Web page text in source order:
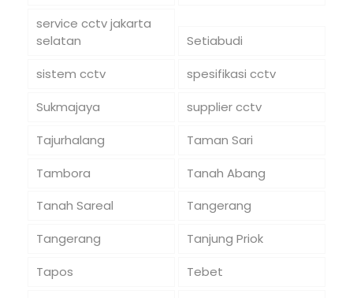
service cctv jakarta
selatan
Setiabudi
sistem cctv
spesifikasi cctv
Sukmajaya
supplier cctv
Tajurhalang
Taman Sari
Tambora
Tanah Abang
Tanah Sareal
Tangerang
Tangerang
Tanjung Priok
Tapos
Tebet